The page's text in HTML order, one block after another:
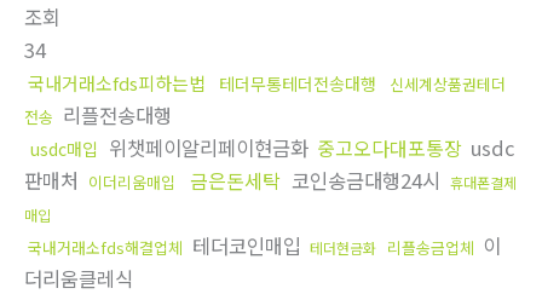
조회
34
국내거래소fds피하는법 테더무통테더전송대행
신세계상품권테더
전송 리플전송대행
usdc매입 위챗페이알리페이현금화 중고오다대포통장 usdc
판매처 이더리움매입 금은돈세탁 코인송금대행24시 휴대폰결제
매입
국내거래소fds해결업체 테더코인매입 테더현금화 리플송금업체 이
더리움클레식